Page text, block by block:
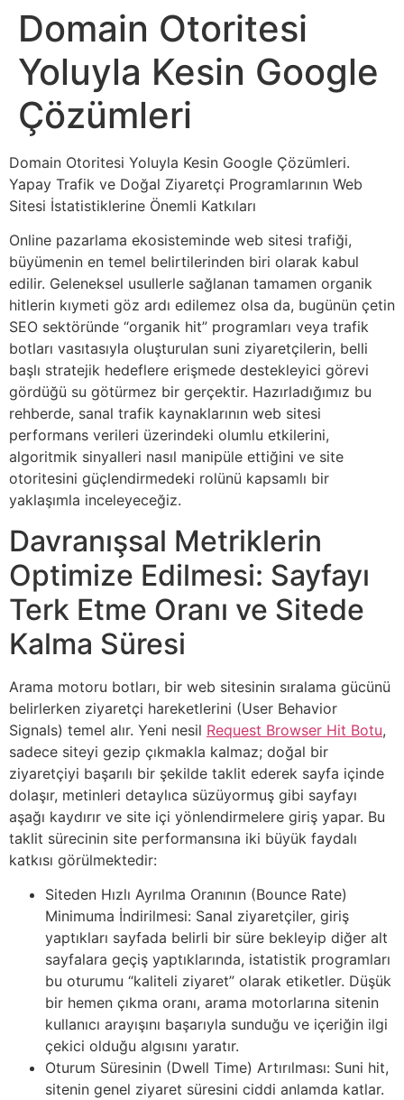
Domain Otoritesi
Yoluyla Kesin Google
Çözümleri
Domain Otoritesi Yoluyla Kesin Google Çözümleri.
Yapay Trafik ve Doğal Ziyaretçi Programlarının Web
Sitesi İstatistiklerine Önemli Katkıları
Online pazarlama ekosisteminde web sitesi trafiği,
büyümenin en temel belirtilerinden biri olarak kabul
edilir. Geleneksel usullerle sağlanan tamamen organik
hitlerin kıymeti göz ardı edilemez olsa da, bugünün çetin
SEO sektöründe “organik hit” programları veya trafik
botları vasıtasıyla oluşturulan suni ziyaretçilerin, belli
başlı stratejik hedeflere erişmede destekleyici görevi
gördüğü su götürmez bir gerçektir. Hazırladığımız bu
rehberde, sanal trafik kaynaklarının web sitesi
performans verileri üzerindeki olumlu etkilerini,
algoritmik sinyalleri nasıl manipüle ettiğini ve site
otoritesini güçlendirmedeki rolünü kapsamlı bir
yaklaşımla inceleyeceğiz.
Davranışsal Metriklerin
Optimize Edilmesi: Sayfayı
Terk Etme Oranı ve Sitede
Kalma Süresi
Arama motoru botları, bir web sitesinin sıralama gücünü
belirlerken ziyaretçi hareketlerini (User Behavior
Signals) temel alır. Yeni nesil Request Browser Hit Botu,
sadece siteyi gezip çıkmakla kalmaz; doğal bir
ziyaretçiyi başarılı bir şekilde taklit ederek sayfa içinde
dolaşır, metinleri detaylıca süzüyormuş gibi sayfayı
aşağı kaydırır ve site içi yönlendirmelere giriş yapar. Bu
taklit sürecinin site performansına iki büyük faydalı
katkısı görülmektedir:
Siteden Hızlı Ayrılma Oranının (Bounce Rate)
Minimuma İndirilmesi: Sanal ziyaretçiler, giriş
yaptıkları sayfada belirli bir süre bekleyip diğer alt
sayfalara geçiş yaptıklarında, istatistik programları
bu oturumu “kaliteli ziyaret” olarak etiketler. Düşük
bir hemen çıkma oranı, arama motorlarına sitenin
kullanıcı arayışını başarıyla sunduğu ve içeriğin ilgi
çekici olduğu algısını yaratır.
Oturum Süresinin (Dwell Time) Artırılması: Suni hit,
sitenin genel ziyaret süresini ciddi anlamda katlar.